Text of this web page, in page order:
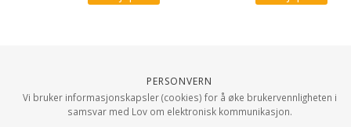
Personvern
Vi bruker informasjonskapsler (cookies) for å øke brukervennligheten i
samsvar med Lov om elektronisk kommunikasjon.